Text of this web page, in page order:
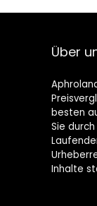
Über
besten
Sie
Inhalte